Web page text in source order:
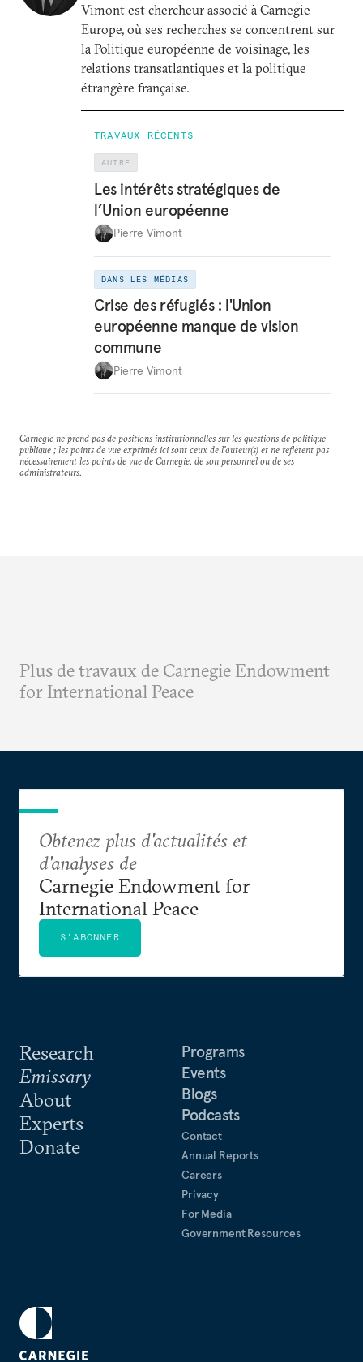
Vimont est chercheur associé à Carnegie
Europe, où ses recherches se concentrent sur
la Politique européenne de voisinage, les
relations transatlantiques et la politique
étrangère française.
TRAVAUX RÉCENTS
AUTRE
Les intérêts stratégiques de
l’Union européenne
Pierre Vimont
DANS LES MÉDIAS
Crise des réfugiés : l'Union
européenne manque de vision
commune
Pierre Vimont
Carnegie ne prend pas de positions institutionnelles sur les questions de politique
publique ; les points de vue exprimés ici sont ceux de l'auteur(s) et ne reflètent pas
nécessairement les points de vue de Carnegie, de son personnel ou de ses
administrateurs.
Plus de travaux de Carnegie Endowment
for International Peace
Research
Emissary
About
Experts
Donate
Programs
Events
Blogs
Podcasts
Contact
Annual Reports
Careers
Privacy
For Media
Government Resources
Obtenez plus d'actualités et
d'analyses de
Carnegie Endowment for
International Peace
S'ABONNER